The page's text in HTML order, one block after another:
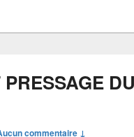
commentaire ↓